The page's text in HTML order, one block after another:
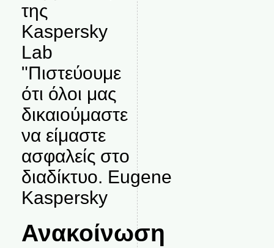
της
Kaspersky
Lab
"Πιστεύουμε
ότι όλοι μας
δικαιούμαστε
να είμαστε
ασφαλείς στο
διαδίκτυο. Eugene
Kaspersky
Ανακοίνωση